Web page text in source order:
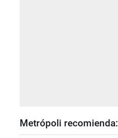
Metrópoli recomienda: